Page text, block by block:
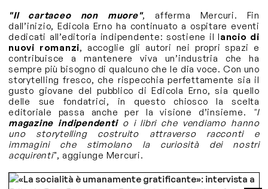
"Il cartaceo non muore", afferma Mercuri. Fin
dall’inizio, Edicola Erno ha continuato a ospitare eventi
dedicati all’editoria indipendente: sostiene il lancio di
nuovi romanzi, accoglie gli autori nei propri spazi e
contribuisce a mantenere viva un’industria che ha
sempre più bisogno di qualcuno che le dia voce. Con uno
storytelling fresco, che rispecchia perfettamente sia il
gusto giovane del pubblico di Edicola Erno, sia quello
delle sue fondatrici, in questo chiosco la scelta
editoriale passa anche per la visione d’insieme.
"I
magazine indipendentio i libri che vendiamo hanno
uno storytelling costruito attraverso racconti e
immagini che stimolano la curiosità dei nostri
acquirenti", aggiunge Mercuri.